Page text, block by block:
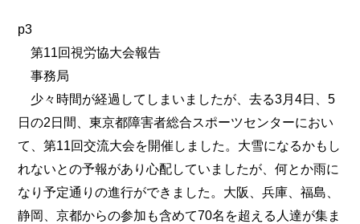
p3
第11回視労協大会報告
事務局
少々時間が経過してしまいましたが、去る3月4日、5
日の2日間、東京都障害者総合スポーツセンターにおい
て、第11回交流大会を開催しました。大雪になるかもし
れないとの予報があり心配していましたが、何とか雨に
なり予定通りの進行ができました。大阪、兵庫、福島、
静岡、京都からの参加も含めて70名を超える人達が集ま